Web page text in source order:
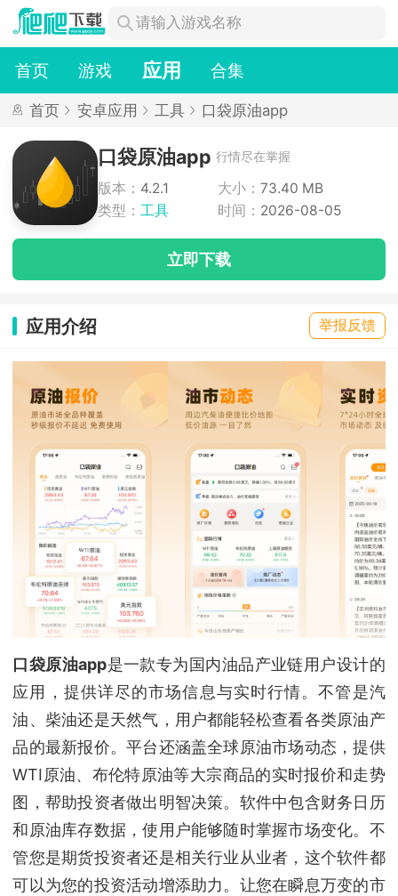
首页 游戏 应用 合集
首页 安卓应用 工具 口袋原油app
口袋原油app 行情尽在掌握
版本： 4.2.1 大小： 73.40 MB
类型： 工具 时间： 2026-08-05
立即下载
应用介绍 举报反馈
口袋原油app是一款专为国内油品产业链用户设计的
应用，提供详尽的市场信息与实时行情。不管是汽
油、柴油还是天然气，用户都能轻松查看各类原油产
品的最新报价。平台还涵盖全球原油市场动态，提供
WTI原油、布伦特原油等大宗商品的实时报价和走势
图，帮助投资者做出明智决策。软件中包含财务日历
和原油库存数据，使用户能够随时掌握市场变化。不
管您是期货投资者还是相关行业从业者，这个软件都
可以为您的投资活动增添助力。让您在瞬息万变的市